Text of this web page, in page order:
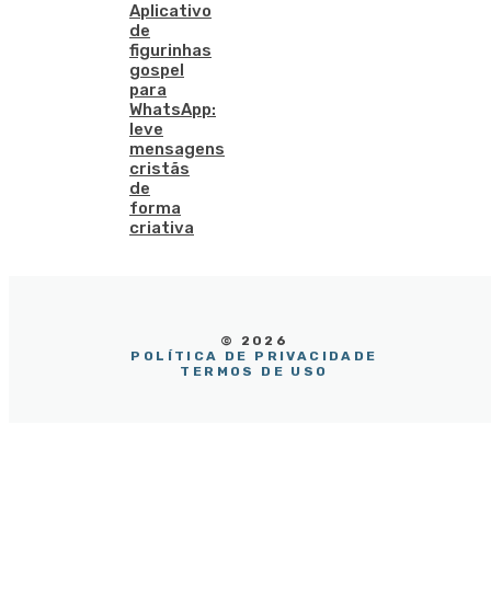
Aplicativo
de
figurinhas
gospel
para
WhatsApp:
leve
mensagens
cristãs
de
forma
criativa
© 2026
POLÍTICA DE PRIVACIDADE
TERMOS DE USO